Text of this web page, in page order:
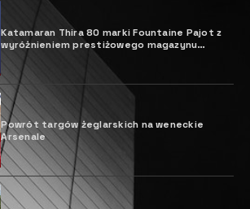
Katamaran Thira 80 marki Fountaine Pajot z
wyróżnieniem prestiżowego magazynu
żeglarskiego
Powrót targów żeglarskich na weneckie
Arsenale